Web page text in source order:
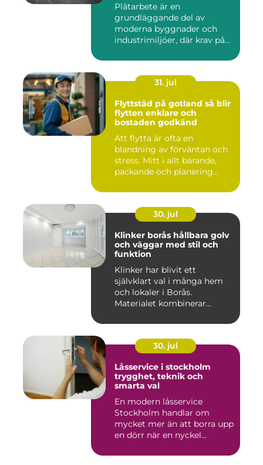
Plåtarbete är en
grundläggande del av
moderna byggnader och
industrimiljöer, där krav på
31. jul
Flyttstäd på gotland så blir
flytten enklare och
bostaden godkänd
Att flytta är ofta en
blandning av förväntan och
stress. Mitt i allt bärande,
packande och planering...
30. jul
Klinker borås hållbara golv
och väggar med stil och
funktion
Klinker har blivit ett
självklart val i många hem
och lokaler i Borås.
Materialet kombinerar
30. jul
Låsservice i stockholm
trygghet, teknik och
smarta val
En modern låsservice
Stockholm handlar om
mycket mer än att borra upp
en dörr när en nyckel